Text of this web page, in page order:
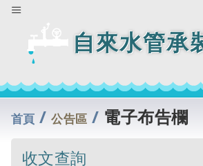
自來水管承
首頁 /公告區 / 電子布告欄
收文查詢
人】
楊省
中
回
列
表